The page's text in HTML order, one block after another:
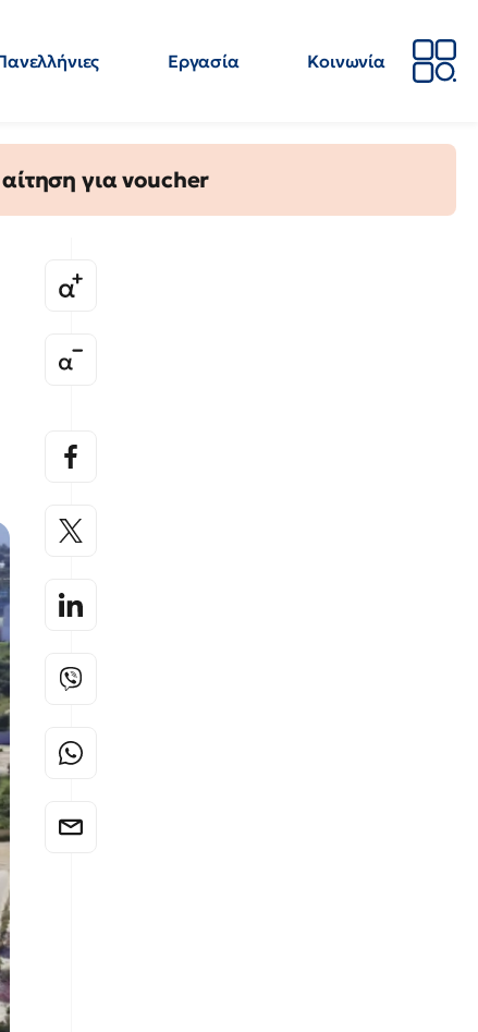
Εργασία
Κοινωνία
για voucher